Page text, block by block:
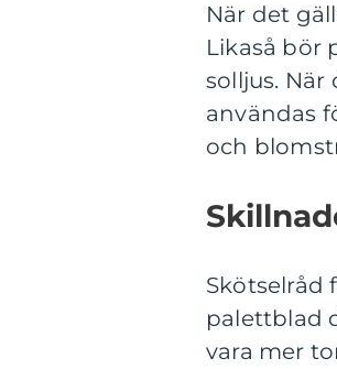
När det
Likaså bör
solljus.
användas
och
Skötselråd
palettblad
vara mer